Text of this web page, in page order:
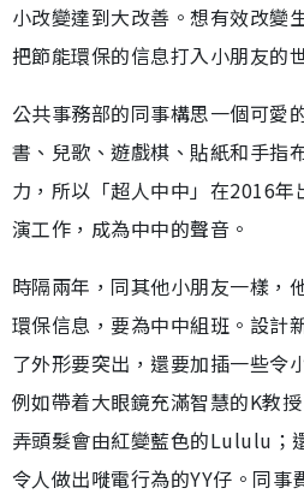
小改變達到大改善。想有效改變
把節能環保的信息打入小朋友的
公共事務部的同事構思一個可愛
書、兒歌、遊戲棋、貼紙和手指
力，所以「超人中中」在2016年
演工作，成為中中的聲音。
時隔兩年，同其他小朋友一樣，
環保信息，要為中中組班。設計
了外形要突出，還要加插一些令
例如帶着大眼鏡充滿智慧的K教
弄頭髮會由紅變藍色的Lululu；
令人做出嘥電行為的YY仔。同事